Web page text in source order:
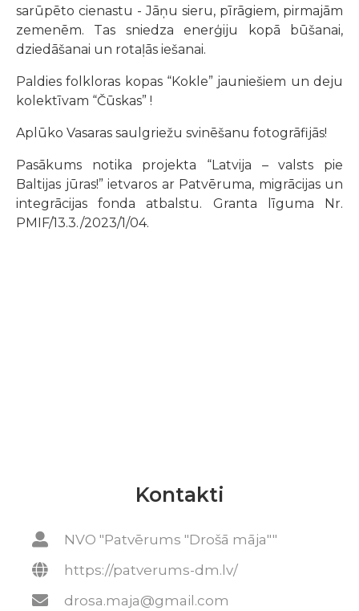
sarūpēto cienastu - Jāņu sieru, pīrāgiem, pirmajām
zemenēm. Tas sniedza enerģiju kopā būšanai,
dziedāšanai un rotaļās iešanai.
Paldies folkloras kopas “Kokle” jauniešiem un deju
kolektīvam “Čūskas” !
Aplūko Vasaras saulgriežu svinēšanu fotogrāfijās!
Pasākums notika projekta “Latvija – valsts pie
Baltijas jūras!” ietvaros ar Patvēruma, migrācijas un
integrācijas fonda atbalstu. Granta līguma Nr.
PMIF/13.3./2023/1/04.
Kontakti
NVO "Patvērums "Drošā māja""
https://patverums-dm.lv/
drosa.maja@gmail.com